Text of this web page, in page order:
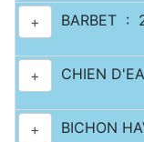
+ BARBET :
+ CHIEN
+ BICHON